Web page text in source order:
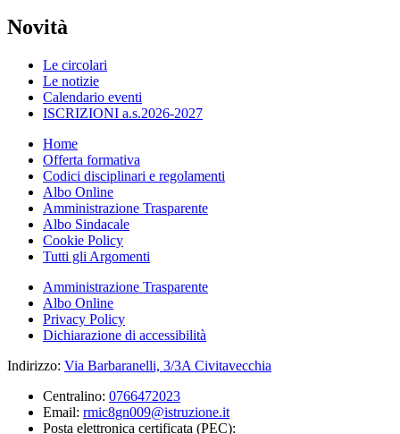
Novità
Le circolari
Le notizie
Calendario eventi
ISCRIZIONI a.s.2026-2027
Home
Offerta formativa
Codici disciplinari e regolamenti
Albo Online
Amministrazione Trasparente
Albo Sindacale
Cookie Policy
Tutti gli Argomenti
Amministrazione Trasparente
Albo Online
Privacy Policy
Dichiarazione di accessibilità
Indirizzo: Via Barbaranelli, 3/3A Civitavecchia
Centralino: 0766472023
Email: rmic8gn009@istruzione.it
Posta elettronica certificata (PEC):